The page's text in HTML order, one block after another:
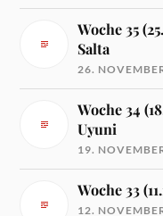
Woche 35
Salta
26.
Woche 34
Uyuni
19.
Woche 33
12.